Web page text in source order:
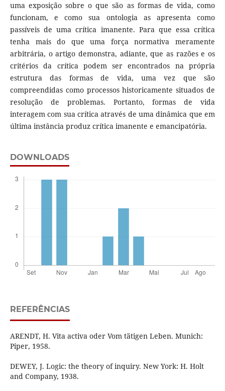
uma exposição sobre o que são as formas de vida, como
funcionam, e como sua ontologia as apresenta como
passíveis de uma crítica imanente. Para que essa crítica
tenha mais do que uma força normativa meramente
arbitrária, o artigo demonstra, adiante, que as razões e os
critérios da crítica podem ser encontrados na própria
estrutura das formas de vida, uma vez que são
compreendidas como processos historicamente situados de
resolução de problemas. Portanto, formas de vida
interagem com sua crítica através de uma dinâmica que em
última instância produz crítica imanente e emancipatória.
DOWNLOADS
REFERÊNCIAS
ARENDT, H. Vita activa oder Vom tätigen Leben. Munich:
Piper, 1958.
DEWEY, J. Logic: the theory of inquiry. New York: H. Holt
and Company, 1938.